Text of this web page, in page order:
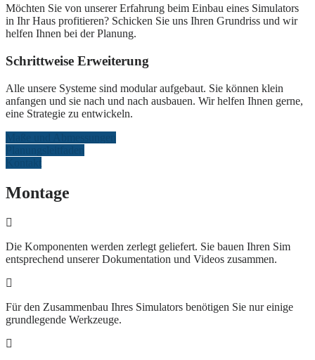
Möchten Sie von unserer Erfahrung beim Einbau eines Simulators
in Ihr Haus profitieren? Schicken Sie uns Ihren Grundriss und wir
helfen Ihnen bei der Planung.
Schrittweise Erweiterung
Alle unsere Systeme sind modular aufgebaut. Sie können klein
anfangen und sie nach und nach ausbauen. Wir helfen Ihnen gerne,
eine Strategie zu entwickeln.
Montage
Die Komponenten werden zerlegt geliefert. Sie bauen Ihren Sim
entsprechend unserer Dokumentation und Videos zusammen.
Für den Zusammenbau Ihres Simulators benötigen Sie nur einige
grundlegende Werkzeuge.